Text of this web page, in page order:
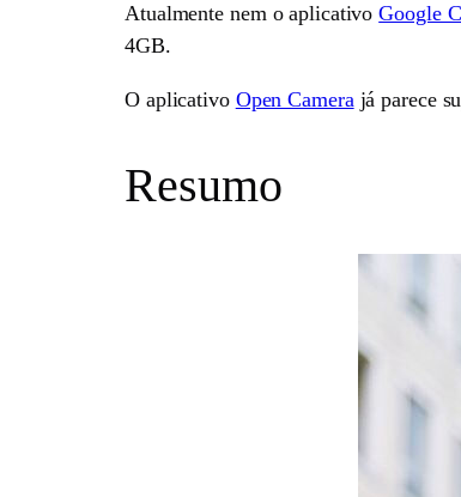
Atualmente nem o aplicativoGoogle
4GB.
O aplicativo Open Camerajá parece
Resumo